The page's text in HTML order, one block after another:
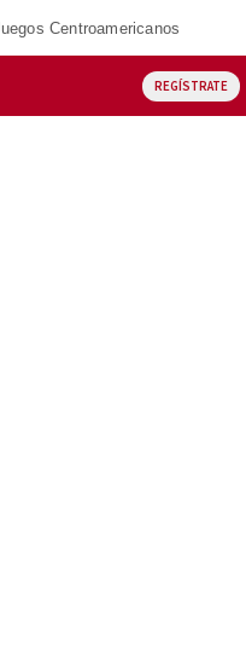
Centroamericanos
REGÍSTRATE